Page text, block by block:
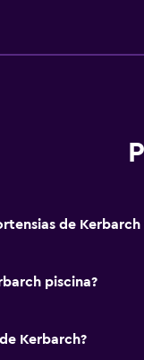
de Kerbarch
piscina?
Kerbarch?